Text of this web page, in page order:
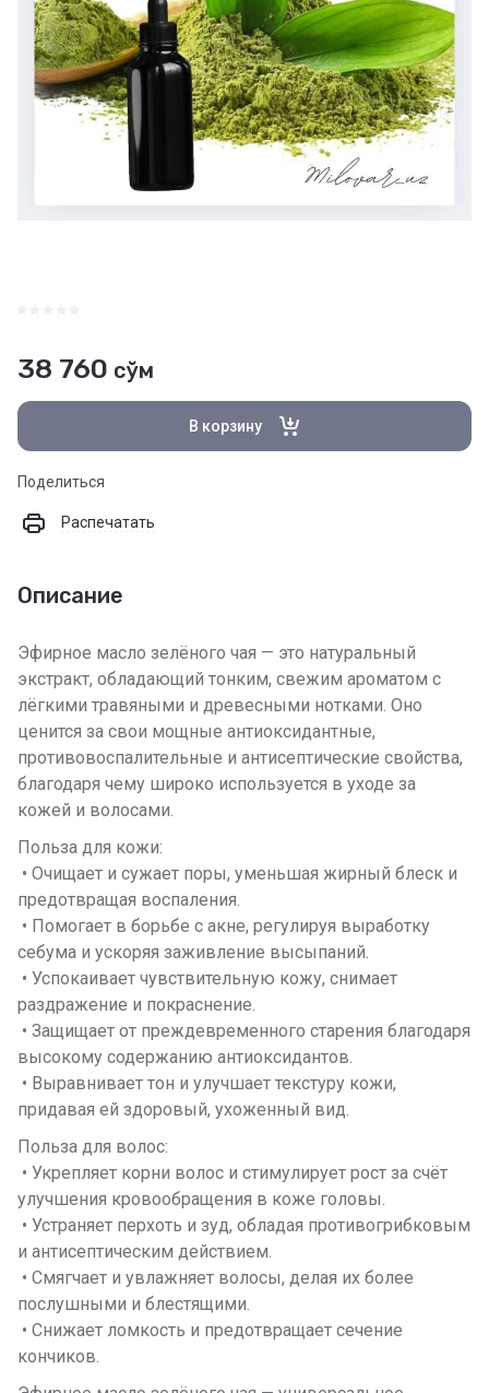
38 760 сўм
В корзину
Поделиться
Распечатать
Описание
Эфирное масло зелёного чая — это натуральный
экстракт, обладающий тонким, свежим ароматом с
лёгкими травяными и древесными нотками. Оно
ценится за свои мощные антиоксидантные,
противовоспалительные и антисептические свойства,
благодаря чему широко используется в уходе за
кожей и волосами.
Польза для кожи:
• Очищает и сужает поры, уменьшая жирный блеск и
предотвращая воспаления.
• Помогает в борьбе с акне, регулируя выработку
себума и ускоряя заживление высыпаний.
• Успокаивает чувствительную кожу, снимает
раздражение и покраснение.
• Защищает от преждевременного старения благодаря
высокому содержанию антиоксидантов.
• Выравнивает тон и улучшает текстуру кожи,
придавая ей здоровый, ухоженный вид.
Польза для волос:
• Укрепляет корни волос и стимулирует рост за счёт
улучшения кровообращения в коже головы.
• Устраняет перхоть и зуд, обладая противогрибковым
и антисептическим действием.
• Смягчает и увлажняет волосы, делая их более
послушными и блестящими.
• Снижает ломкость и предотвращает сечение
кончиков.